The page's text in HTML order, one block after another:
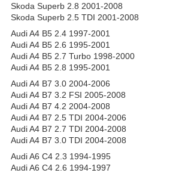
Skoda Superb 2.8 2001-2008
Skoda Superb 2.5 TDI 2001-2008
Audi A4 B5 2.4 1997-2001
Audi A4 B5 2.6 1995-2001
Audi A4 B5 2.7 Turbo 1998-2000
Audi A4 B5 2.8 1995-2001
Audi A4 B7 3.0 2004-2006
Audi A4 B7 3.2 FSI 2005-2008
Audi A4 B7 4.2 2004-2008
Audi A4 B7 2.5 TDI 2004-2006
Audi A4 B7 2.7 TDI 2004-2008
Audi A4 B7 3.0 TDI 2004-2008
Audi A6 C4 2.3 1994-1995
Audi A6 C4 2.6 1994-1997